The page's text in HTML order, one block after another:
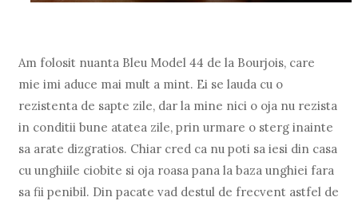
Am folosit nuanta Bleu Model 44 de la Bourjois, care
mie imi aduce mai mult a mint. Ei se lauda cu o
rezistenta de sapte zile, dar la mine nici o oja nu rezista
in conditii bune atatea zile, prin urmare o sterg inainte
sa arate dizgratios. Chiar cred ca nu poti sa iesi din casa
cu unghiile ciobite si oja roasa pana la baza unghiei fara
sa fii penibil. Din pacate vad destul de frecvent astfel de